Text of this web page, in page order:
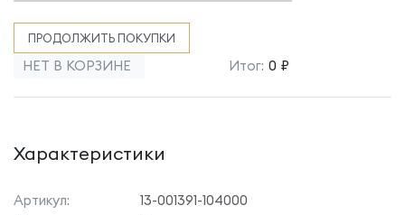
ПРОДОЛЖИТЬ ПОКУПКИ
НЕТ В КОРЗИНЕ Итог: 0 ₽
Характеристики
Артикул:
13-001391-104000